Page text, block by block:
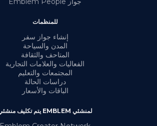
للمنظمات
إنشاء جواز سفر
المدن والسياحة
المتاحف والثقافة
الفعاليات والعلامات التجارية
المجتمعات والتعليم
دراسات الحالة
الباقات والأسعار
لمنشئي EMBLEM يتم تكليف منشئي